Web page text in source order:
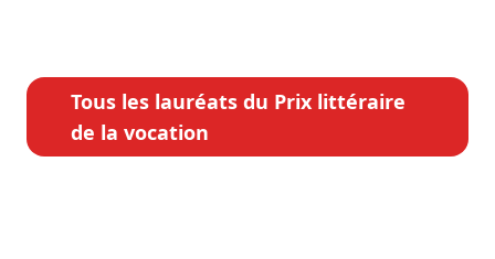
Tous les lauréats du Prix littéraire
de la vocation